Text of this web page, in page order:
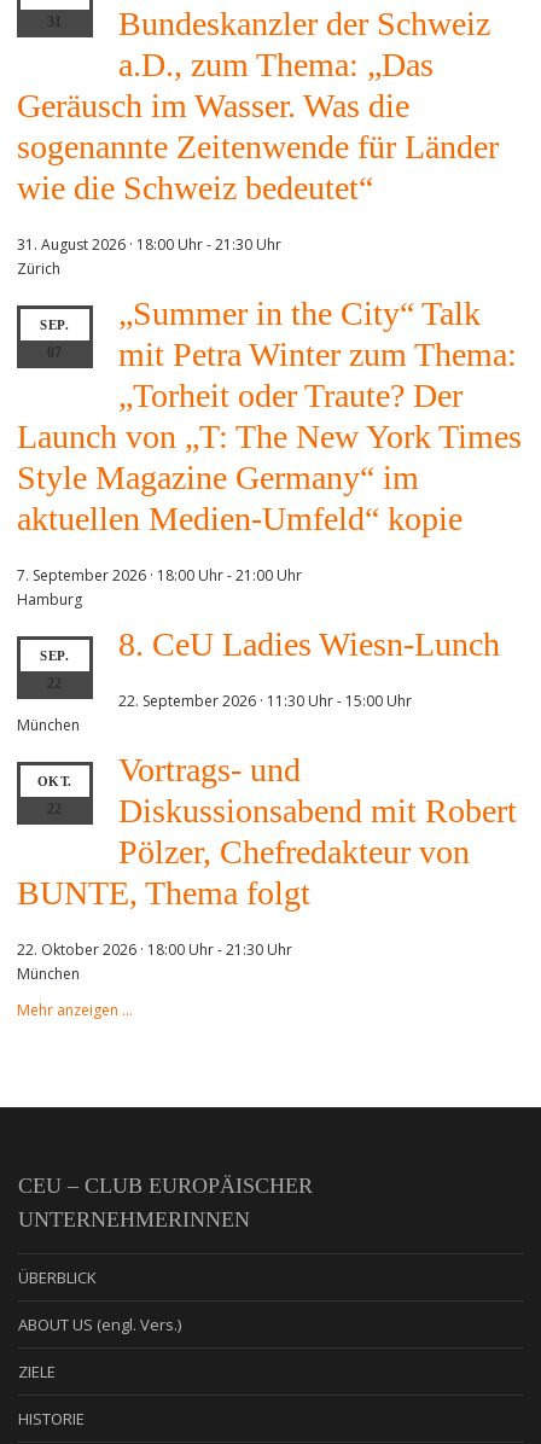
Bundeskanzler der Schweiz
a.D., zum Thema: „Das
Geräusch im Wasser. Was die
sogenannte Zeitenwende für Länder
wie die Schweiz bedeutet“
31. August 2026 · 18:00 Uhr-21:30 Uhr
Zürich
SEP.
07
„Summer in the City“ Talk
mit Petra Winter zum Thema:
„Torheit oder Traute? Der
Launch von „T: The New York Times
Style Magazine Germany“ im
aktuellen Medien-Umfeld“ kopie
7. September 2026 · 18:00 Uhr-21:00 Uhr
Hamburg
SEP.
22
8. CeU Ladies Wiesn-Lunch
22. September 2026 · 11:30 Uhr- 15:00 Uhr
München
OKT.
22
Vortrags- und
Diskussionsabend mit Robert
Pölzer, Chefredakteur von
BUNTE, Thema folgt
22. Oktober 2026 · 18:00 Uhr-21:30 Uhr
München
Mehr anzeigen …
CEU – CLUB EUROPÄISCHER
UNTERNEHMERINNEN
ÜBERBLICK
ABOUT US (engl. Vers.)
ZIELE
HISTORIE